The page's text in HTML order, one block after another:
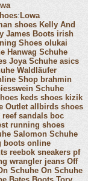
: Lowa
shoes Kelly And
James Boots irish
Shoes olukai
Hanwag Schuhe
Joya Schuhe asics
Waldläufer
Shop brahmin
Schuhe
keds shoes kizik
Outlet allbirds shoes
reef sandals boc
running shoes
Salomon Schuhe
boots online
reebok sneakers pf
wrangler jeans Off
Schuhe On Schuhe